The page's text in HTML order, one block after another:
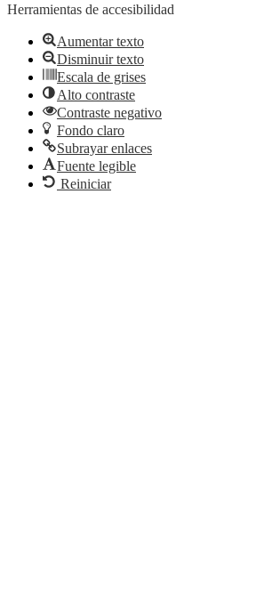
Herramientas de accesibilidad
Aumentar texto
Disminuir texto
Escala de grises
Alto contraste
Contraste negativo
Fondo claro
Subrayar enlaces
Fuente legible
Reiniciar